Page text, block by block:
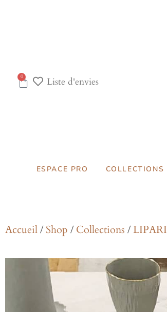
0 Liste d'envies
ESPACE PRO COLLECTIONS
Accueil/Shop /Collections /LIPARI